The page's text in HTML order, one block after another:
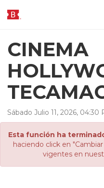
CINEMA
Sábado Julio 11, 2026, 04:30
Esta función ha
haciendo click en
vigentes en